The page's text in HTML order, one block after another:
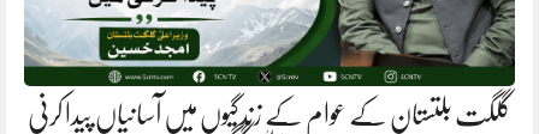
گلگت بلتستان کے عوام کے زندگیوں میں آسانیاں پیدا کرنی